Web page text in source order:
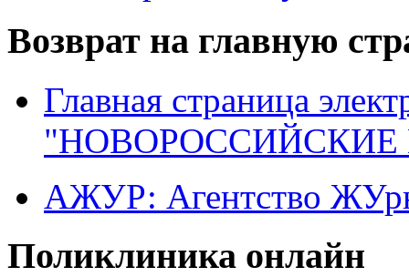
Возврат на главную
Главная страница
"НОВОРОССИЙСКИЕ
АЖУР: Агентство
Поликлиника онлайн